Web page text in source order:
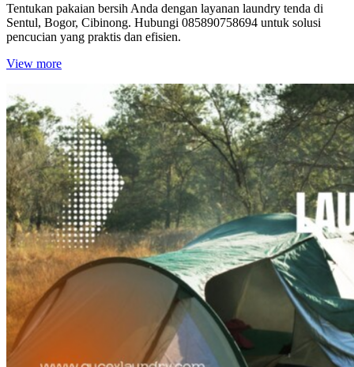
Tentukan pakaian bersih Anda dengan layanan laundry tenda di
Sentul, Bogor, Cibinong. Hubungi 085890758694 untuk solusi
pencucian yang praktis dan efisien.
View more